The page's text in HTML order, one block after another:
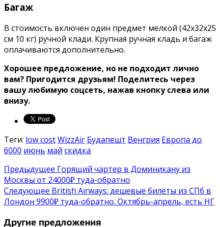
Багаж
В стоимость включен один предмет мелкой (42x32x25
см 10 кг) ручной клади. Крупная ручная кладь и багаж
оплачиваются дополнительно.
Хорошее предложение, но не подходит лично
вам? Пригодится друзьям! Поделитесь через
вашу любимую соцсеть, нажав кнопку слева или
внизу.
Теги: low costWizzAir Будапешт Венгрия Европа до
6000 июнь май скидка
Предыдущее Горящий чартер в Доминикану из
Москвы от 24000₽ туда-обратно
Следующее British Airways: дешевые билеты из СПб в
Лондон 9900₽ туда-обратно. Октябрь-апрель, есть НГ
Другие предложения